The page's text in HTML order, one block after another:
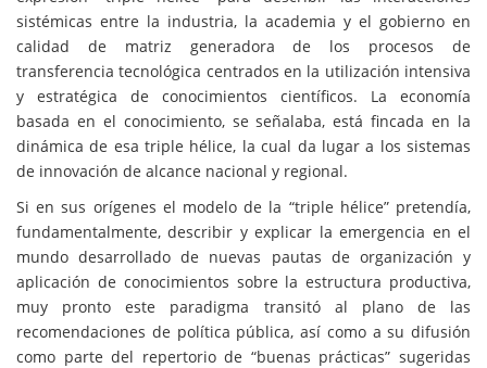
sistémicas entre la industria, la academia y el gobierno en
calidad de matriz generadora de los procesos de
transferencia tecnológica centrados en la utilización intensiva
y estratégica de conocimientos científicos. La economía
basada en el conocimiento, se señalaba, está fincada en la
dinámica de esa triple hélice, la cual da lugar a los sistemas
de innovación de alcance nacional y regional.
Si en sus orígenes el modelo de la “triple hélice” pretendía,
fundamentalmente, describir y explicar la emergencia en el
mundo desarrollado de nuevas pautas de organización y
aplicación de conocimientos sobre la estructura productiva,
muy pronto este paradigma transitó al plano de las
recomendaciones de política pública, así como a su difusión
como parte del repertorio de “buenas prácticas” sugeridas